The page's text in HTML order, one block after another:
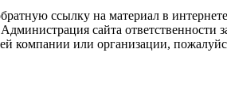
ссылку на материал в
сайта
или организации,